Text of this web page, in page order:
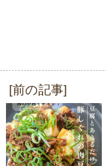
投
稿
ナ
ビ
[前の記事]